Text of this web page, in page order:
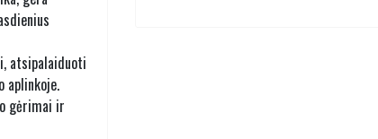
atsipalaiduoti
aplinkoje.
gėrimai ir